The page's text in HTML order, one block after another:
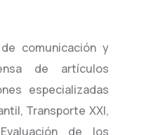
comunicación y
de artículos
especializadas
Transporte XXI,
de los